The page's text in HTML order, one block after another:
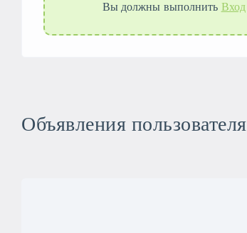
Вы должны выполнить Вход
Объявления пользователя